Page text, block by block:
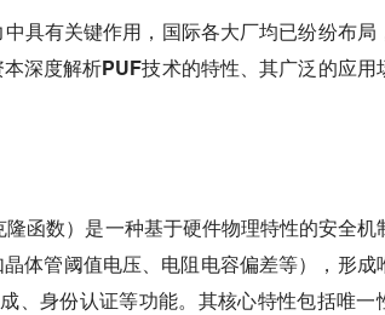
具有关键作用，国际各大厂均已纷纷布局
深度解析PUF技术的特性、其广泛的应用
函数）是一种基于硬件物理特性的安全机
体管阈值电压、电阻电容偏差等），形成
、身份认证等功能。其核心特性包括唯一